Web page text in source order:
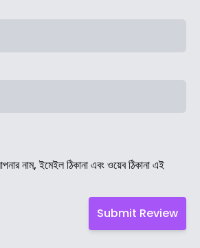
নাম, ইমেইল ঠিকানা এবং ওয়েব ঠিকানা এই